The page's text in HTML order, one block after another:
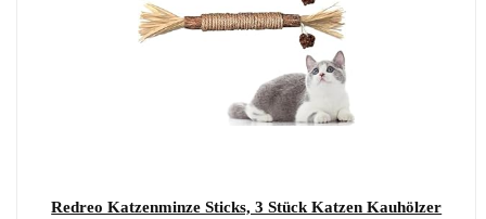
Redreo Katzenminze Sticks, 3 Stück Katzen Kauhölzer